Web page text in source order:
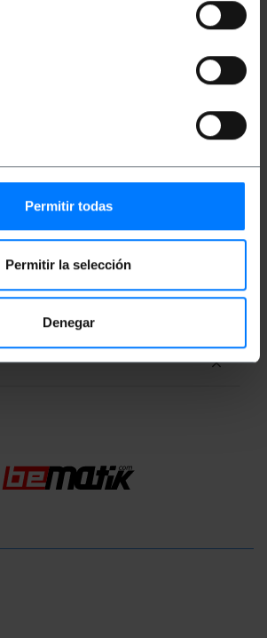
Permitir todas
Permitir la selección
Denegar
50/125 microns (um). La protection
type adhérente ou étanche (buffet
sans halogène et ignifuge (LSZH =
Halogen). Longueur : 1000 m.
19.0 kg
1